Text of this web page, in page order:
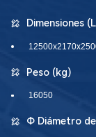
Dimensiones
Peso (kg)
16050
Φ Diámetro